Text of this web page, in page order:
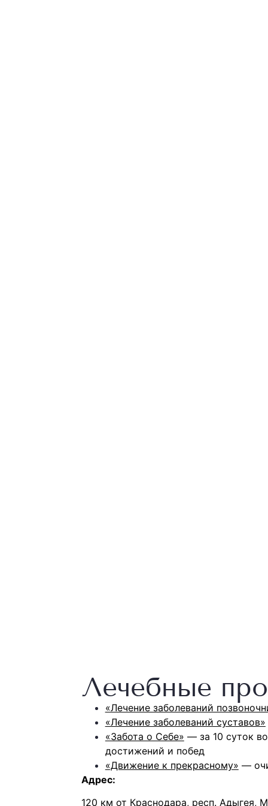
Лечебные
«Лечение заболеваний
«Лечение заболеваний суставов»
«Забота о Себе» — за 10 суток
достижений и побед
«Движение к прекрасному» —
Адрес:
120 км от Краснодара, респ. Адыгея,